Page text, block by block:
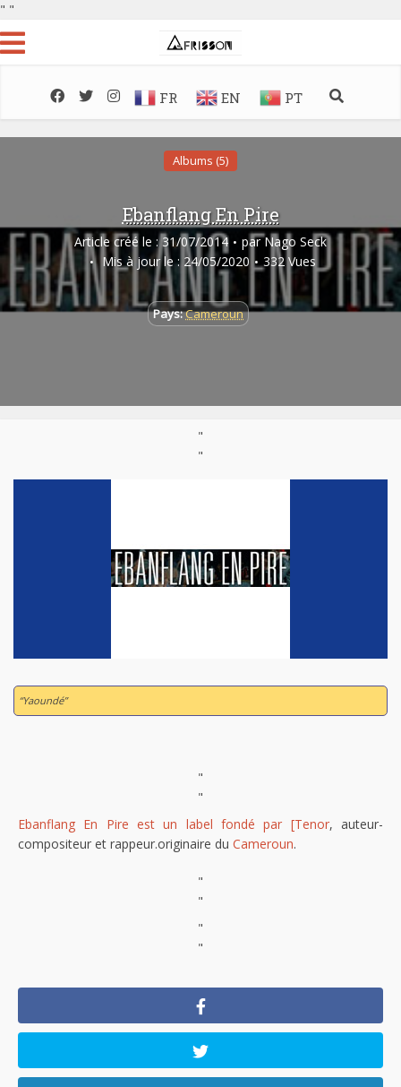
" "
FR EN PT
Albums (5)
Ebanflang En Pire
Article créé le : 31/07/2014 par Nago Seck
Mis à jour le : 24/05/2020
332 Vues
Pays:Cameroun
"
"
“Yaoundé”
"
"
Ebanflang En Pire est un label fondé par [Tenor, auteur-
compositeur et rappeur.originaire du Cameroun.
"
"
"
"